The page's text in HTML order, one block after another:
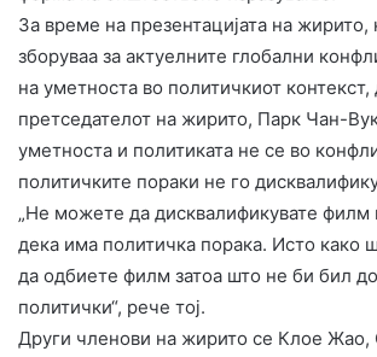
За време на презентацијата на
зборуваа за актуелните глобални
на уметноста во политичкиот контекст,
претседателот на жирито, Парк Чан-
уметноста и политиката не се во
политичките пораки не го
„Не можете да дисквалификувате филм
дека има политичка порака. Исто како
да одбиете филм затоа што не би бил
политички“, рече тој.
Други членови на жирито се Клое Жао,